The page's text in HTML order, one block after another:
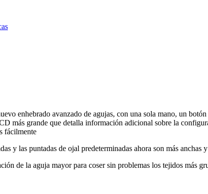
enhebrado avanzado de agujas, con una sola mano, un
más grande que detalla información adicional sobre la
fácilmente
y las puntadas de ojal predeterminadas ahora son más anchas
de la aguja mayor para coser sin problemas los tejidos más